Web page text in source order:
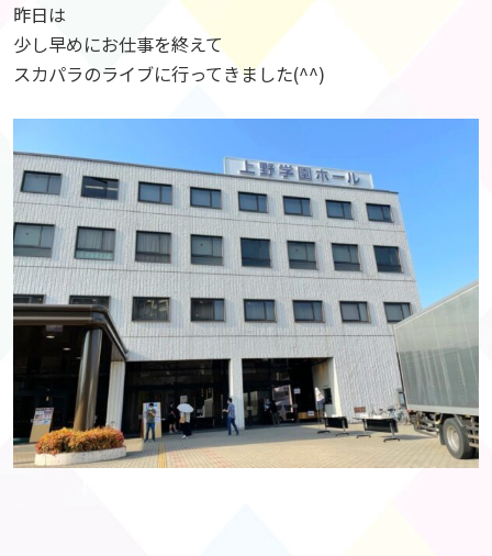
昨日は
少し早めにお仕事を終えて
スカパラのライブに行ってきました(^^)